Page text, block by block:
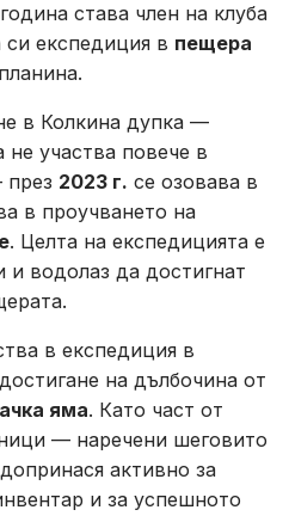
става член на клуба
експедиция в пещера
в Колкина дупка —
участва повече в
2023 г. се озовава в
в проучването на
. Целта на експедицията е
и водолаз да достигнат
в експедиция в
на дълбочина от
яма. Като част от
— наречени шеговито
активно за
и за успешното